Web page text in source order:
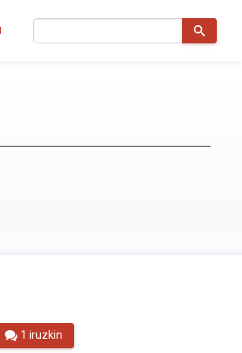
1 iruzkin